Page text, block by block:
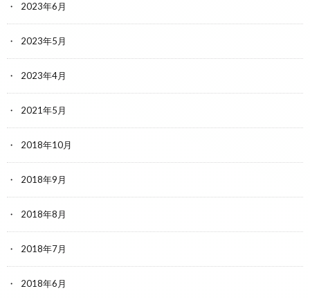
2023年6月
2023年5月
2023年4月
2021年5月
2018年10月
2018年9月
2018年8月
2018年7月
2018年6月